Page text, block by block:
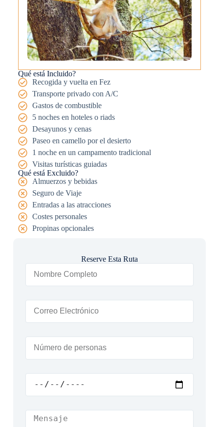
Qué está Incluido?
Recogida y vuelta en Fez
Transporte privado con A/C
Gastos de combustible
5 noches en hoteles o riads
Desayunos y cenas
Paseo en camello por el desierto
1 noche en un campamento tradicional
Visitas turísticas guiadas
Qué está Excluido?
Almuerzos y bebidas
Seguro de Viaje
Entradas a las atracciones
Costes personales
Propinas opcionales
Reserve Esta Ruta